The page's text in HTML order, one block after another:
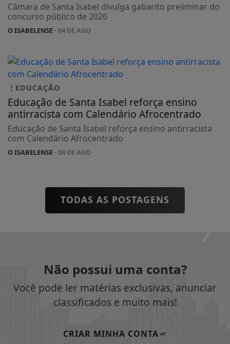
Câmara de Santa Isabel divulga gabarito preliminar do
concurso público de 2026
O ISABELENSE- 04 DE AGO
EDUCAÇÃO
Educação de Santa Isabel reforça ensino
antirracista com Calendário Afrocentrado
Educação de Santa Isabel reforça ensino antirracista
com Calendário Afrocentrado
O ISABELENSE- 04 DE AGO
TODAS AS POSTAGENS
Não possui uma conta?
Você pode ler matérias exclusivas, anunciar
classificados e muito mais!
CRIAR MINHA CONTA